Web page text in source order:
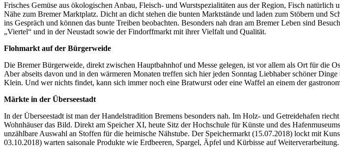
Frisches Gemüse aus ökologischen Anbau, Fleisch- und Wurstspezialitäten aus der Region, Fisch
Nähe zum Bremer Marktplatz. Dicht an dicht stehen die bunten Marktstände und laden zum Stöbern und
ins Gespräch und können das bunte Treiben beobachten. Besonders nah dran am Bremer Leben sind
„Viertel“ und in der Neustadt sowie der Findorffmarkt mit ihrer Vielfalt und Qualität.
Flohmarkt auf der Bürgerweide
Die Bremer Bürgerweide, direkt zwischen Hauptbahnhof und Messe gelegen, ist vor allem als Ort für die
Aber abseits davon und in den wärmeren Monaten treffen sich hier jeden Sonntag Liebhaber schöner
Klein. Und wer nichts findet, kann sich immer noch eine Bratwurst oder eine Waffel an einem der
Märkte in der Überseestadt
In der Überseestadt ist man der Handelstradition Bremens besonders nah. Im Holz- und Getreidehafen
Wohnhäuser das Bild. Direkt am Speicher XI, heute Sitz der Hochschule für Künste und des
unzählbare Auswahl an Stoffen für die heimische Nähstube. Der Speichermarkt (15.07.2018) lockt mit
03.10.2018) warten saisonale Produkte wie Erdbeeren, Spargel, Äpfel und Kürbisse auf